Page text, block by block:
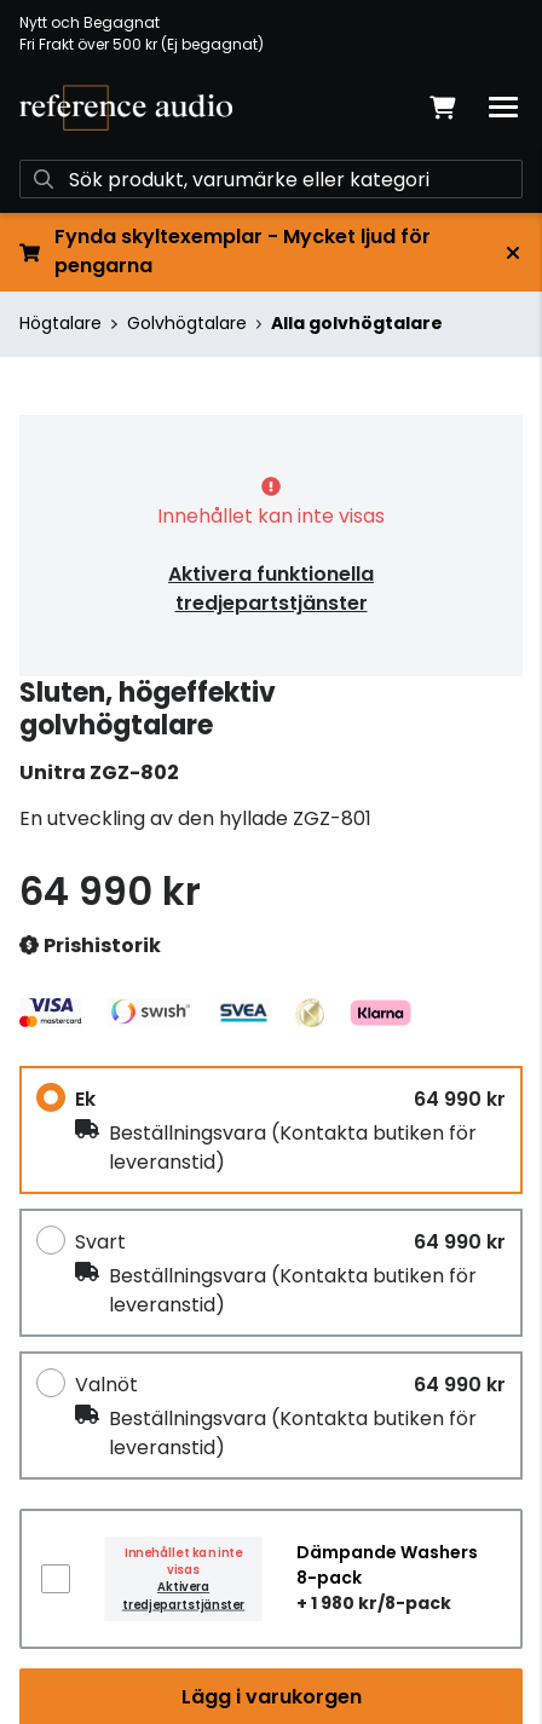
Nytt och Begagnat
Fri Frakt över 500 kr (Ej begagnat)
Fynda skyltexemplar - Mycket ljud för
pengarna
Högtalare Golvhögtalare Alla golvhögtalare
Innehållet kan inte visas
Aktivera funktionella
tredjepartstjänster
Sluten, högeffektiv
golvhögtalare
Unitra ZGZ-802
En utveckling av den hyllade ZGZ-801
64 990 kr
Prishistorik
Ek
64 990 kr
Beställningsvara (Kontakta butiken för
leveranstid)
Svart
64 990 kr
Beställningsvara (Kontakta butiken för
leveranstid)
Valnöt
64 990 kr
Beställningsvara (Kontakta butiken för
leveranstid)
Innehållet kan inte
visas
Aktivera
tredjepartstjänster
Dämpande Washers
8-pack
+ 1 980 kr/8-pack
Lägg i varukorgen